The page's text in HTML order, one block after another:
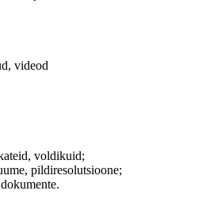
videod
voldikuid;
pildiresolutsioone;